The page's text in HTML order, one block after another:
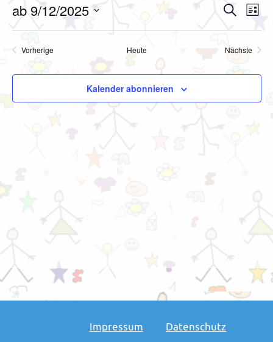
Ansichten,
Suche
Liste
ab 9/12/2025
Datum
Vorherige
Heute
Nächste
Kalender abonnieren
Impressum Datenschutz